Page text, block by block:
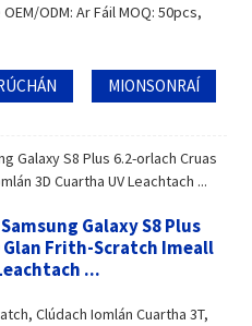
ODM: Ar Fáil MOQ: 50pcs,
MIONSONRAÍ
Galaxy S8 Plus
Glan Frith-Scratch Imeall
...
Clúdach Iomlán Cuartha 3T,